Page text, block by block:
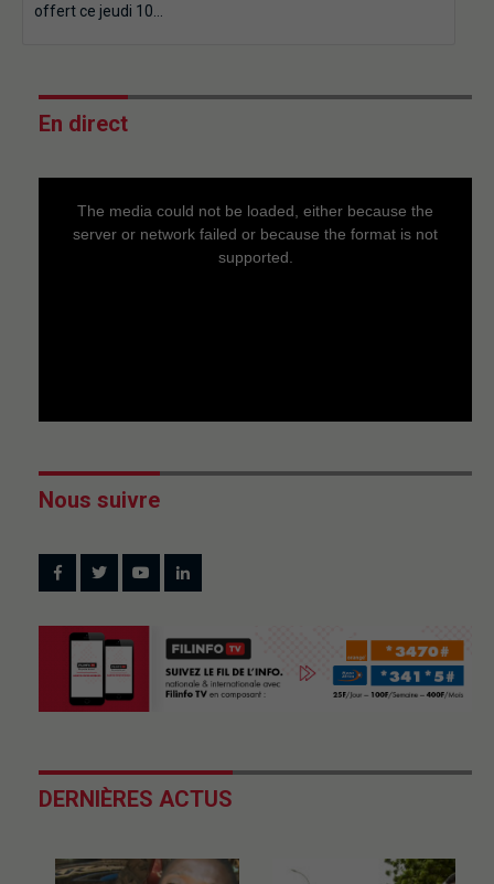
offert ce jeudi 10…
En direct
The media could not be loaded, either because the
server or network failed or because the format is not
supported.
Nous suivre
DERNIÈRES ACTUS